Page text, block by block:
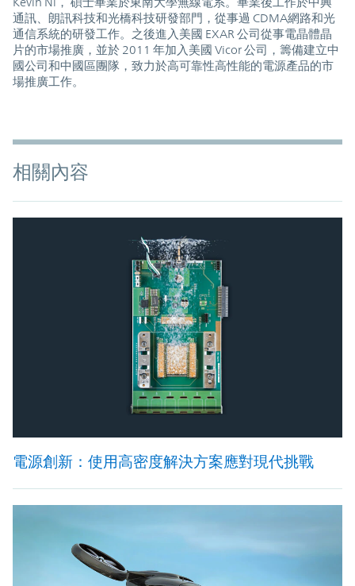
通訊、朗訊科技和光橋科技研發部門，從事過 CDMA網路和光
通信系統的研發工作。之後進入美國 EXAR 公司從事電晶體晶
片的市場推廣，並於 2011 年加入美國 Vicor 公司，籌備建立中
國公司和中國區團隊，致力於高可靠性高性能的電源產品的市
場推廣工作。
相關內容
電源創新：使用高密度解決方案應對現代挑戰